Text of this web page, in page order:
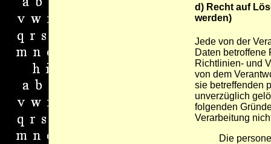
d) Recht auf
werden)
Jede von der
Daten betroffene
Richtlinien- und
von dem
sie betreffenden
unverzüglich
folgenden
Verarbeitung
Die